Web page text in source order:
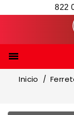
822

Inicio